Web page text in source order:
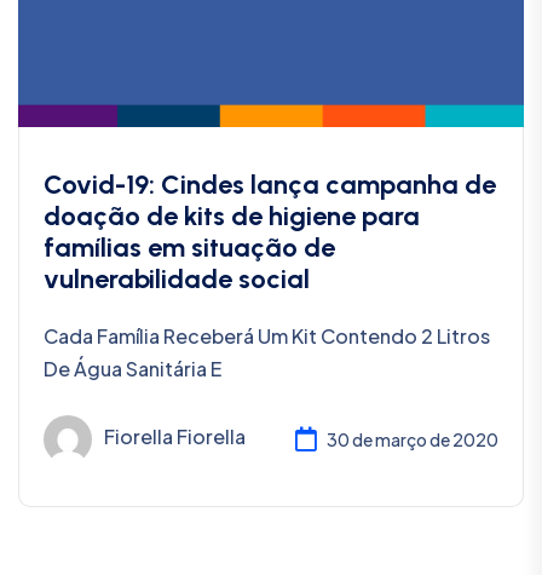
Covid-19: Cindes lança campanha de
doação de kits de higiene para
famílias em situação de
vulnerabilidade social
Cada Família Receberá Um Kit Contendo 2 Litros
De Água Sanitária E
Fiorella Fiorella 30 de março de 2020